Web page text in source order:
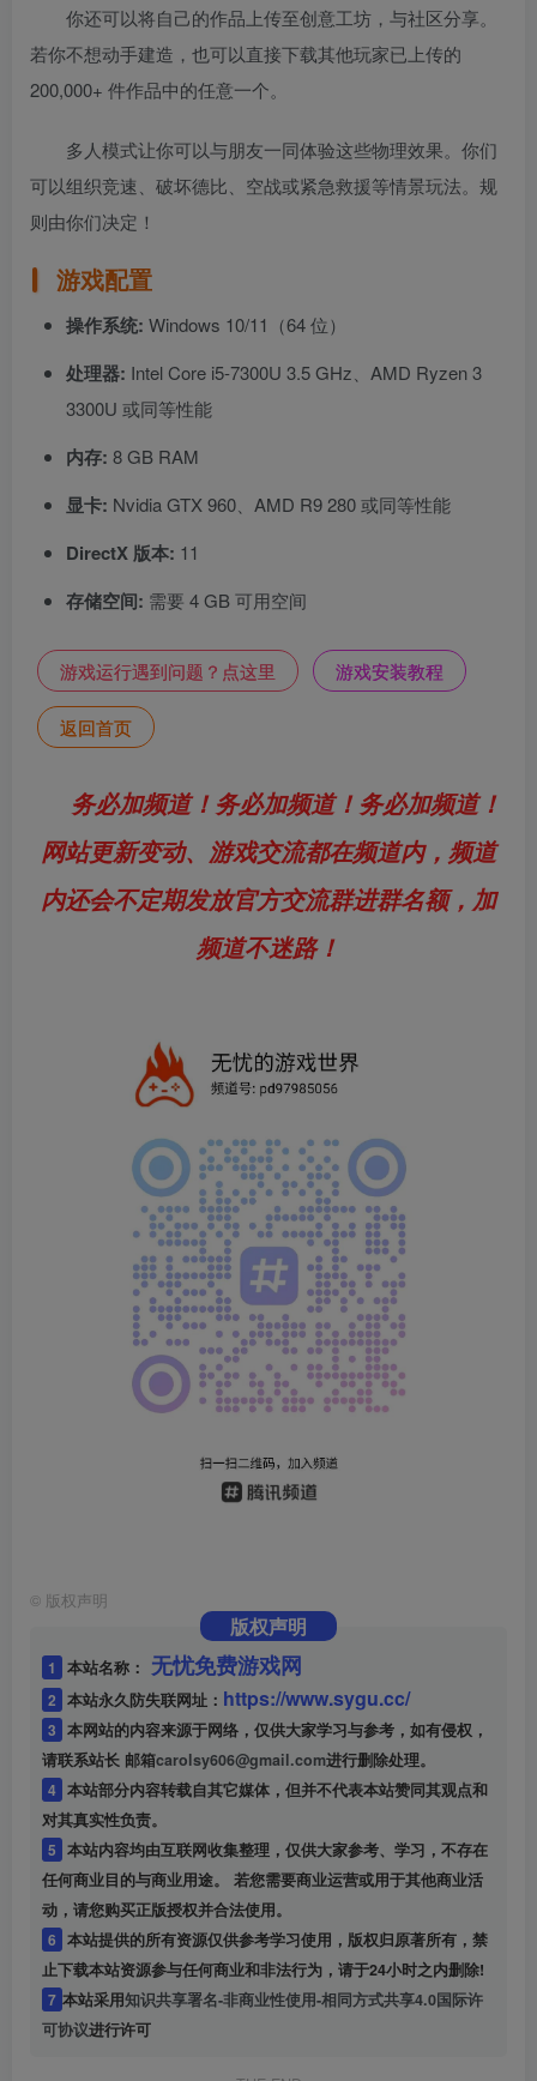
你还可以将自己的作品上传至创意工坊，与社区分享。
若你不想动手建造，也可以直接下载其他玩家已上传的
200,000+ 件作品中的任意一个。
多人模式让你可以与朋友一同体验这些物理效果。你们
可以组织竞速、破坏德比、空战或紧急救援等情景玩法。规
则由你们决定！
游戏配置
操作系统: Windows 10/11（64 位）
处理器: Intel Core i5-7300U 3.5 GHz、AMD Ryzen 3
3300U 或同等性能
内存: 8 GB RAM
显卡: Nvidia GTX 960、AMD R9 280 或同等性能
DirectX 版本: 11
存储空间: 需要 4 GB 可用空间
游戏运行遇到问题？点这里 游戏安装教程
返回首页
务必加频道！务必加频道！务必加频道！
网站更新变动、游戏交流都在频道内，频道
内还会不定期发放官方交流群进群名额，加
频道不迷路！
© 版权声明
版权声明
1 本站名称： 无忧免费游戏网
2 本站永久防失联网址： https://www.sygu.cc/
3 本网站的内容来源于网络，仅供大家学习与参考，如有侵权，
请联系站长 邮箱carolsy606@gmail.com进行删除处理。
4 本站部分内容转载自其它媒体，但并不代表本站赞同其观点和
对其真实性负责。
5
任何商业目的与商业用途。 若您需要商业运营或用于其他商业活
动，请您购买正版授权并合法使用。
6 本站提供的所有资源仅供参考学习使用，版权归原著所有，禁
止下载本站资源参与任何商业和非法行为，请于24小时之内删除!
7 本站采用知识共享署名-非商业性使用-相同方式共享4.0国际许
可协议进行许可